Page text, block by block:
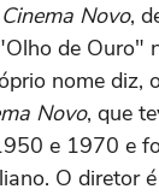
Cinema Novo,
de Ouro"
nome diz,
Novo, que
e 1970 e
O diretor